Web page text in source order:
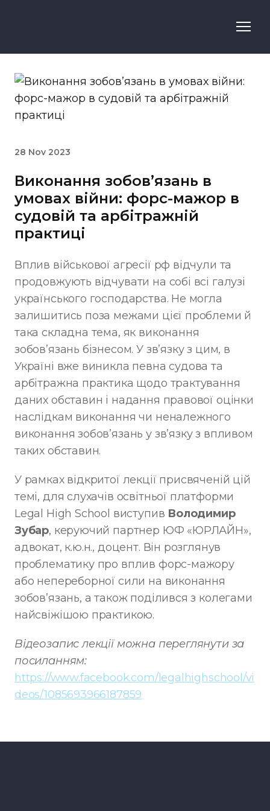
28 Nov 2023
Виконання зобов’язань в
умовах війни: форс-мажор в
судовій та арбітражній
практиці
Вплив військової агресії рф відчули та
продовжують відчувати на собі всі галузі
українського господарства. Не могла
залишитись поза межами цієї проблеми й
така складна тема, як виконання
зобов’язань бізнесом. У зв’язку з цим, в
Україні вже виникла певна судова та
арбітражна практика щодо трактування
даних обставин і надання правової оцінки
наслідкам виконання чи неналежного
виконання зобов’язань у зв’язку з впливом
таких обставин.
У рамках відкритої лекції присвяченій цій
темі, для слухачів освітньої платформи
Legal High School виступив Володимир
Зубар, керуючий партнер ЮФ «ЮРЛАЙН»,
адвокат, к.ю.н., доцент. Він розглянув
проблематику про вплив форс-мажору
або непереборної сили на виконання
зобов’язань, а також поділився з колегами
найсвіжішою практикою.
Відеозапис лекції можна переглянути за
посиланням:
https://www.facebook.com/legalhighschool/vi
deos/1085693966187859